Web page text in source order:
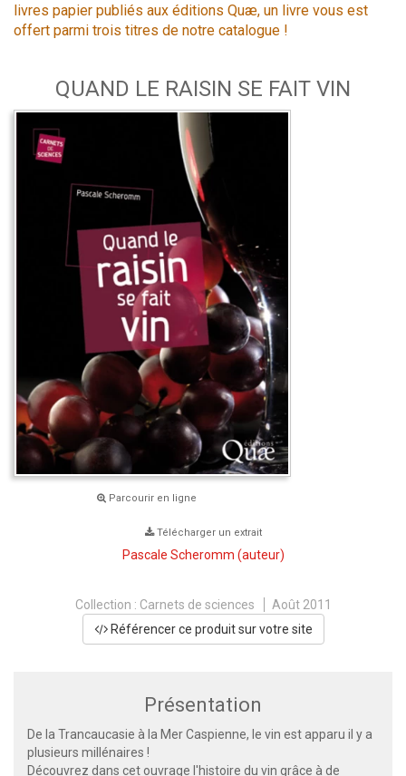
livres papier publiés aux éditions Quæ, un livre vous est
offert parmi trois titres de notre catalogue !
QUAND LE RAISIN SE FAIT VIN
Parcourir en ligne
Télécharger un extrait
Pascale Scheromm (auteur)
Collection : Carnets de sciences
Août 2011
Référencer ce produit sur votre site
Présentation
De la Trancaucasie à la Mer Caspienne, le vin est apparu il y a
plusieurs millénaires !
Découvrez dans cet ouvrage l'histoire du vin grâce à de